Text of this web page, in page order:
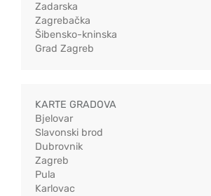
Zadarska
Zagrebačka
Šibensko-kninska
Grad Zagreb
KARTE GRADOVA
Bjelovar
Slavonski brod
Dubrovnik
Zagreb
Pula
Karlovac